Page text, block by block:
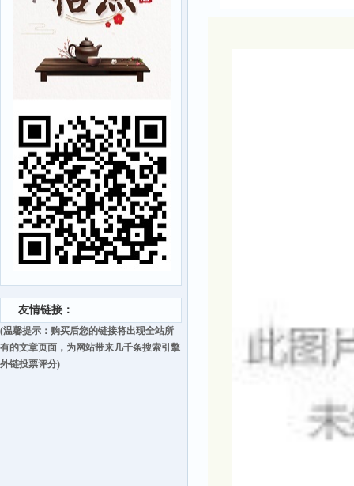
友情链接：
(温馨提示：购买后您的链接将出现全站所
有的文章页面，为网站带来几千条搜索引擎
外链投票评分)